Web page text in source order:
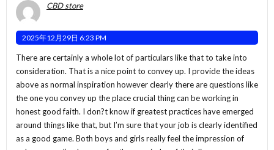
CBD store
2025年12月29日 6:23 PM
There are certainly a whole lot of particulars like that to take into
consideration. That is a nice point to convey up. I provide the ideas
above as normal inspiration however clearly there are questions like
the one you convey up the place crucial thing can be working in
honest good faith. I don?t know if greatest practices have emerged
around things like that, but I’m sure that your job is clearly identified
as a good game. Both boys and girls really feel the impression of